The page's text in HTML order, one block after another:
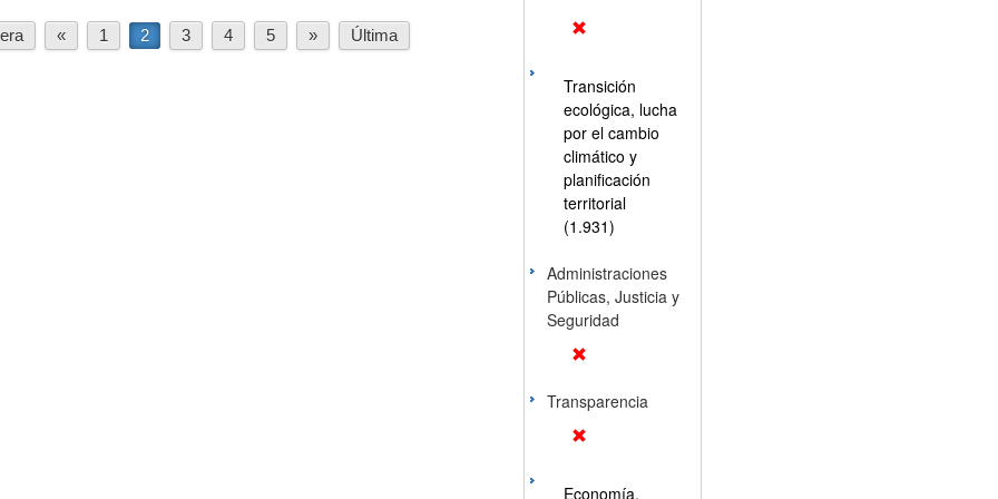
« 1 2 3 4 5 » Última
Transición
ecológica, lucha
por el cambio
climático y
planificación
territorial
(1.931)
Administraciones
Públicas, Justicia y
Seguridad
Transparencia
Economía,